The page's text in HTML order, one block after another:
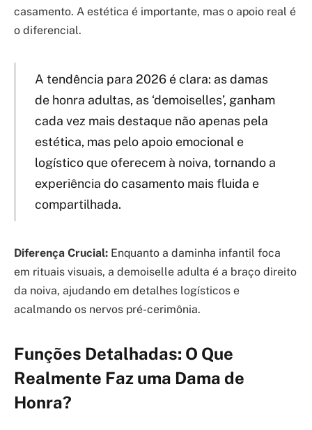
casamento. A estética é importante, mas o apoio real é
o diferencial.
A tendência para 2026 é clara: as damas
de honra adultas, as ‘demoiselles’, ganham
cada vez mais destaque não apenas pela
estética, mas pelo apoio emocional e
logístico que oferecem à noiva, tornando a
experiência do casamento mais fluida e
compartilhada.
Diferença Crucial: Enquanto a daminha infantil foca
em rituais visuais, a demoiselle adulta é a braço direito
da noiva, ajudando em detalhes logísticos e
acalmando os nervos pré-cerimônia.
Funções Detalhadas: O Que
Realmente Faz uma Dama de
Honra?